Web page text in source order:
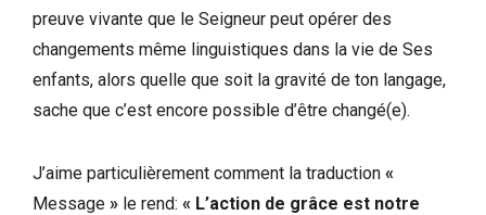
preuve vivante que le Seigneur peut opérer des
changements même linguistiques dans la vie de Ses
enfants, alors quelle que soit la gravité de ton langage,
sache que c’est encore possible d’être changé(e).
J’aime particulièrement comment la traduction «
Message » le rend: « L’action de grâce est notre